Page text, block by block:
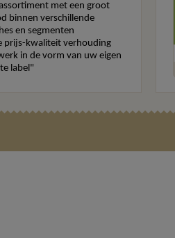
met een groot
binnen verschillende
en segmenten
prijs-kwaliteit verhouding
in de vorm van uw eigen
label"